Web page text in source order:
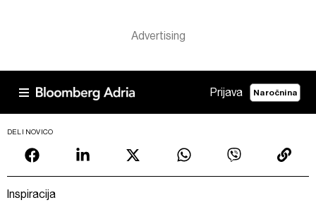
Prijava Naročnina
DELI NOVICO
Inspiracija